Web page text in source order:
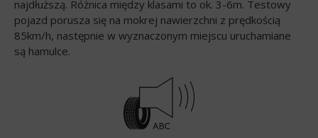
najdłuższą. Różnica między klasami to ok. 3-6m. Testowy
pojazd porusza się na mokrej nawierzchni z prędkością
85km/h, następnie w wyznaczonym miejscu uruchamiane
są hamulce.